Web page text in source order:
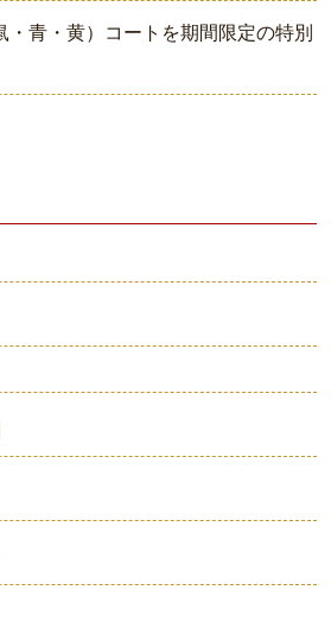
・青・黄）コートを期間限定の特別